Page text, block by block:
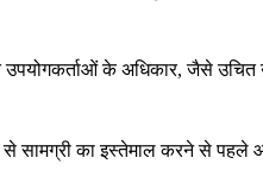
के अधिकार, जैसे उचित
सामग्री का इस्तेमाल करने से पहले